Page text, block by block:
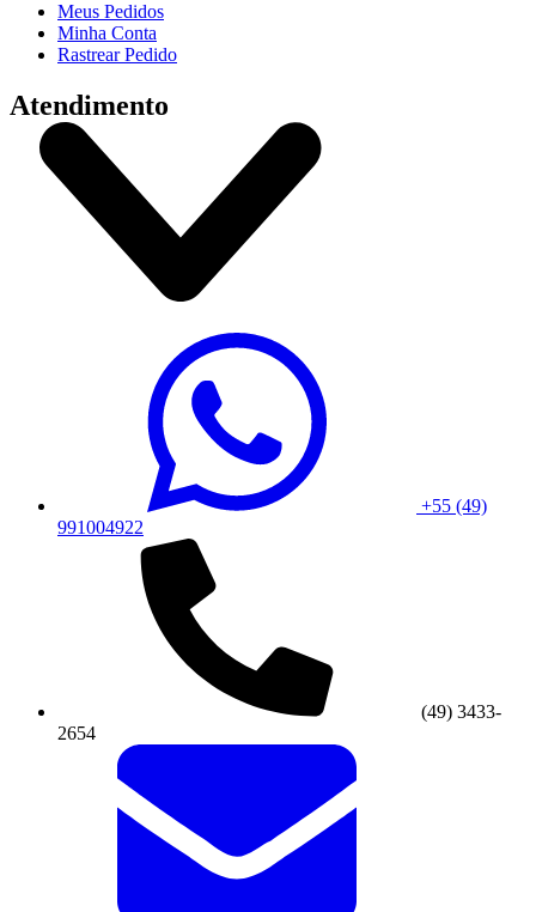
Meus Pedidos
Minha Conta
Rastrear Pedido
Atendimento
+55 (49)
991004922
(49) 3433-
2654